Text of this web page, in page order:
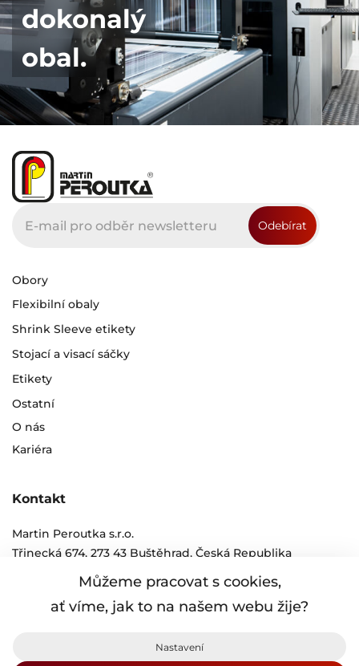
Můžeme pracovat s cookies,
ať víme, jak to na našem webu žije?
Nastavení
dokonalý
obal.
Obory
Flexibilní obaly
Shrink Sleeve etikety
Stojací a visací sáčky
Etikety
Ostatní
O nás
Kariéra
Kontakt
Martin Peroutka s.r.o.
Třinecká 674, 273 43 Buštěhrad, Česká Republika
+420 312 250 011 - 6
info@peroutka.cz